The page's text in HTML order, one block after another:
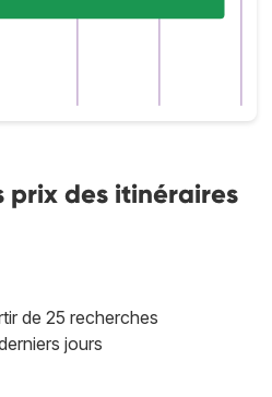
prix des itinéraires
de 25 recherches
jours